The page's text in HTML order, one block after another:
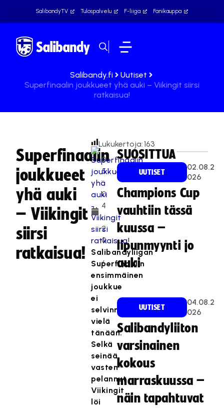
SalibandyTV Tulospalvelu F-liiga Fanikauppa
Salibandy.fi
Uutiset
Superfinaalin joukkueet yhä auki – Viikingit siirsi
ratkaisua!
Superfinaalin
joukkueet
yhä auki
– Viikingit
siirsi
ratkaisua!
0
5
.
0
4
.
2
0
1
6
Lukukertoja:163
Salibandyliigan
Superfinaalin
ensimmäinen
joukkue
ei
selvinnyt
vielä
tänään.
Selkä
seinää
vasten
pelannut
Viikingit
löi
SUOSITTUA
UUTISET
02.08.2
026
Champions Cup
vauhtiin tässä
kuussa –
lipunmyynti jo
auki
UUTISET
04.08.2
026
Salibandyliiton
varsinainen
kokous
marraskuussa –
näin tapahtuvat